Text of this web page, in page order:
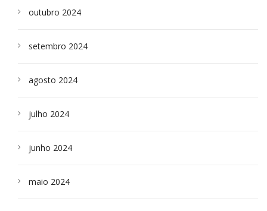
outubro 2024
setembro 2024
agosto 2024
julho 2024
junho 2024
maio 2024